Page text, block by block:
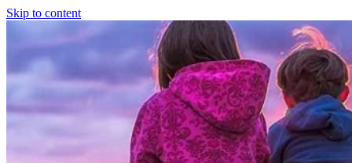
Skip to content